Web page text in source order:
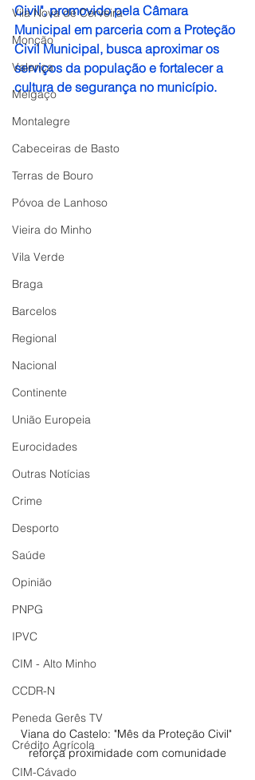
Vila Nova de Cerveira
Monção
Valença
Melgaço
Montalegre
Cabeceiras de Basto
Terras de Bouro
Póvoa de Lanhoso
Vieira do Minho
Vila Verde
Braga
Barcelos
Regional
Nacional
Continente
União Europeia
Eurocidades
Outras Notícias
Crime
Desporto
Saúde
Opinião
PNPG
IPVC
CIM - Alto Minho
CCDR-N
Peneda Gerês TV
Crédito Agrícola
CIM-Cávado
Civil", promovido pela Câmara
Municipal em parceria com a Proteção
Civil Municipal, busca aproximar os
serviços da população e fortalecer a
cultura de segurança no município.
Viana do Castelo: "Mês da Proteção Civil"
reforça proximidade com comunidade